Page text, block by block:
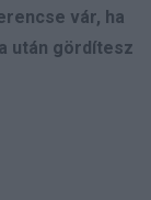
vár, ha
után gördítesz